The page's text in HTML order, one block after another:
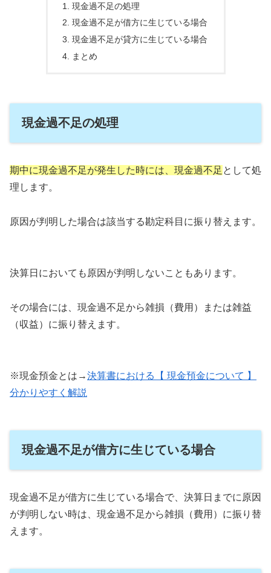
現金過不足の処理
現金過不足が借方に生じている場合
現金過不足が貸方に生じている場合
まとめ
現金過不足の処理
期中に現金過不足が発生した時には、現金過不足 として処
理します。
原因が判明した場合は該当する勘定科目に振り替えます。
決算日においても原因が判明しないこともあります。
その場合には、現金過不足から雑損（費用）または雑益
（収益）に振り替えます。
※現金預金とは→決算書における【 現金預金について 】
分かりやすく解説
現金過不足が借方に生じている場合
現金過不足が借方に生じている場合で、決算日までに原因
が判明しない時は、現金過不足から雑損（費用）に振り替
えます。